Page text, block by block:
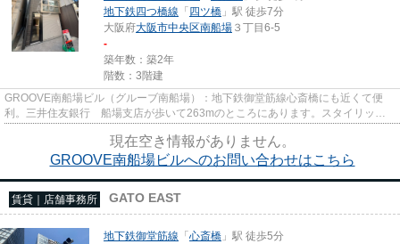
地下鉄四つ橋線 「四ツ橋 」駅 徒歩7分
大阪府大阪市中央区南船場 ３丁目6-5
-
築年数：築2年
階数：3階建
GROOVE南船場ビル（グルーブ南船場）：地下鉄御堂筋線心斎橋にも近くて便
利。三井住友銀行 船場支店が歩いて263mのところにあります。スタイリッシ
ュな演出が可能なデザイナーズ物件...
現在空き情報がありません。
GROOVE南船場ビルへのお問い合わせはこちら
賃貸｜店舗事務所 GATO EAST
地下鉄御堂筋線 「心斎橋 」駅 徒歩5分